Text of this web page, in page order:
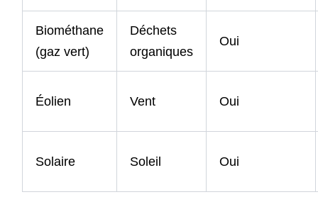
Biométhane
(gaz vert)
Déchets
organiques
Oui
Éolien Vent Oui
Solaire Soleil Oui